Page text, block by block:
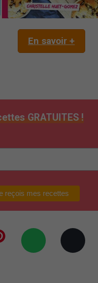
En savoir +
GRATUITES !